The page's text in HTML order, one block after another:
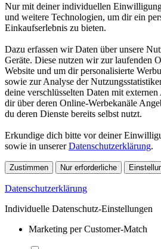
Nur mit deiner individuellen
und weitere Technologien, um dir ein
Einkaufserlebnis zu bieten.
Dazu erfassen wir Daten über unsere
Geräte. Diese nutzen wir zur laufenden
Website und um dir personalisierte
sowie zur Analyse der
deine verschlüsselten Daten mit
dir über deren Online-Werbekanäle
du deren Dienste bereits selbst nutzt.
Erkundige dich bitte vor deiner
sowie in unsererDatenschutzerklärung.
Zustimmen Nur erforderliche
Datenschutzerklärung
Individuelle Datenschutz-Einstellungen
Marketing per Customer-Match